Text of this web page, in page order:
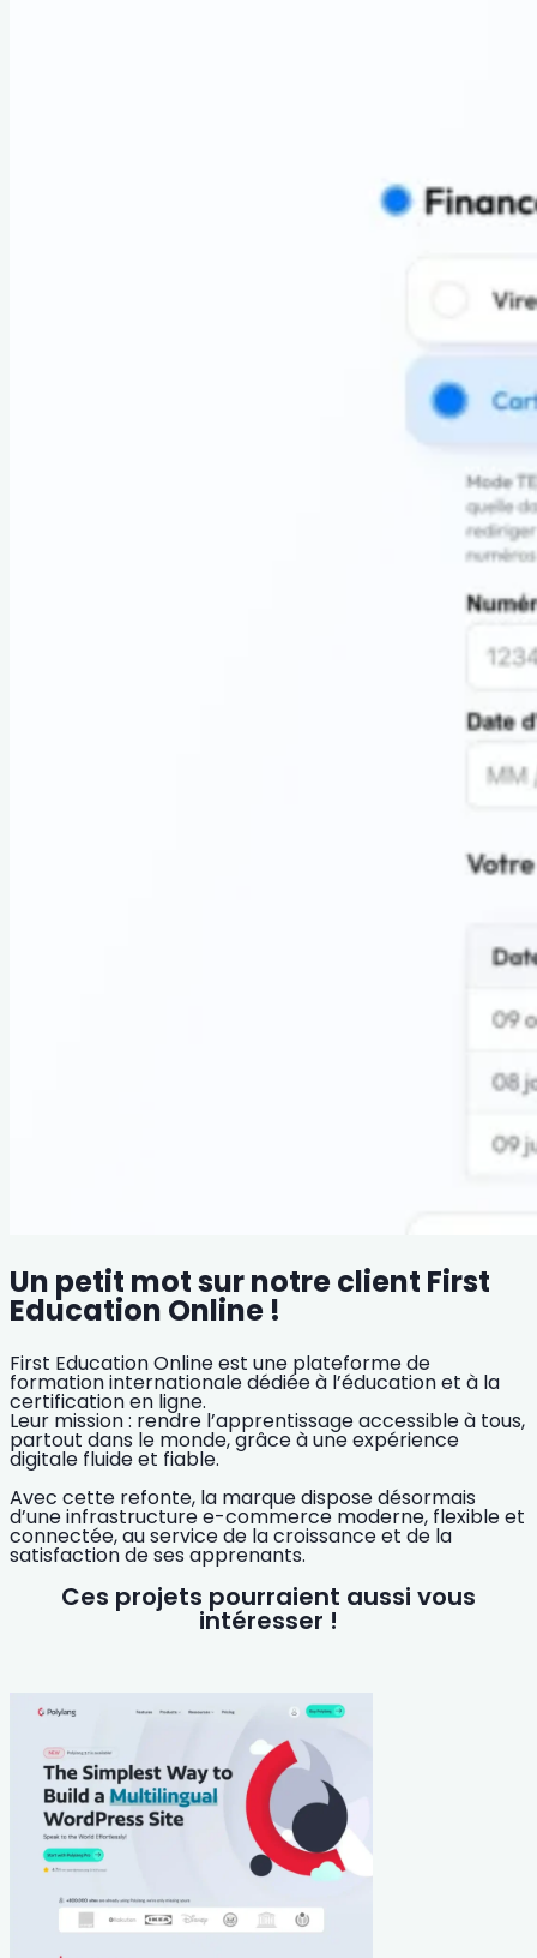
Un petit mot sur notre client First
Education Online !
First Education Online est une plateforme de
formation internationale dédiée à l’éducation et à la
certification en ligne.
Leur mission : rendre l’apprentissage accessible à tous,
partout dans le monde, grâce à une expérience
digitale fluide et fiable.
Avec cette refonte, la marque dispose désormais
d’uneinfrastructure e-commerce moderne, flexible et
connectée, au service de la croissance et de la
satisfaction de ses apprenants.
Ces projets pourraient aussi vous
intéresser !